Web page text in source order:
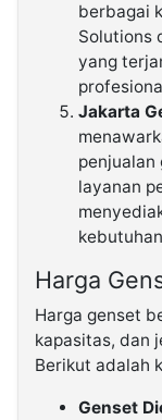
berbagai
Solutions
yang
Jakarta
penjualan
layanan
Harga
Harga genset
kapasitas, dan
Berikut adalah
Genset